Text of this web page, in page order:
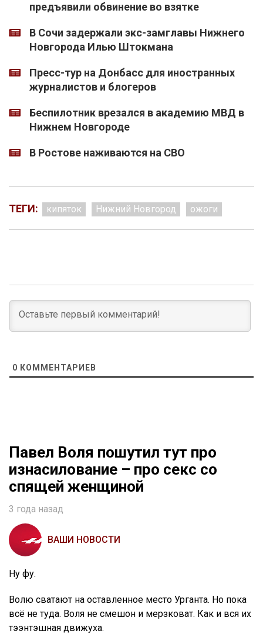
предъявили обвинение во взятке
В Сочи задержали экс-замглавы Нижнего
Новгорода Илью Штокмана
Пресс-тур на Донбасс для иностранных
журналистов и блогеров
Беспилотник врезался в академию МВД в
Нижнем Новгороде
В Ростове наживаются на СВО
ТЕГИ: кипяток Нижний Новгород ожоги
0 КОММЕНТАРИЕВ
Павел Воля пошутил тут про
изнасилование – про секс со
спящей женщиной
3 года назад
ВАШИ НОВОСТИ
Ну фу.
Волю сватают на оставленное место Урганта. Но пока
всё не туда. Воля не смешон и мерзковат. Как и вся их
тээнтэшная движуха.